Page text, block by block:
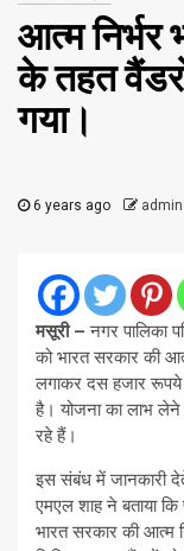
आत्म निर्भर
के तहत
गया।
6 years ago admin
मसूरी – नगर पालिका
को भारत सरकार की
लगाकर दस हजार रूपये
है। योजना का लाभ
रहे हैं।
इस संबंध में जानकारी
एमएल शाह ने बताया
भारत सरकार की आत्म